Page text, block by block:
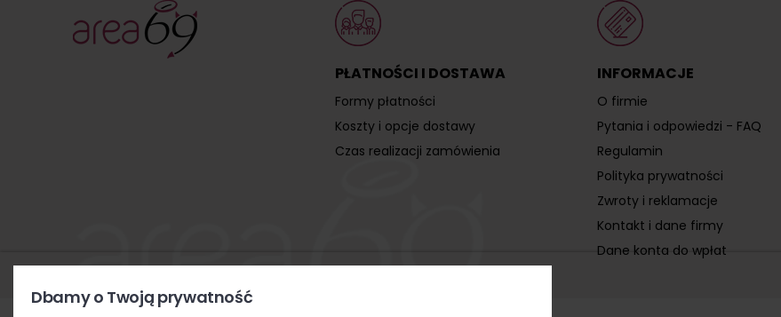
PŁATNOŚCI I DOSTAWA
Formy płatności
Koszty i opcje dostawy
Czas realizacji zamówienia
INFORMACJE
O firmie
Pytania i odpowiedzi - FAQ
Regulamin
Polityka prywatności
Zwroty i reklamacje
Kontakt i dane firmy
Dane konta do wpłat
Dbamy o Twoją prywatność